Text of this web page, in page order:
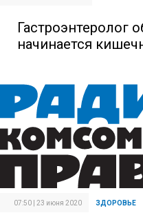
Гастроэнтеролог
начинается
07:50 | 23 июня 2020 ЗДОРОВЬЕ